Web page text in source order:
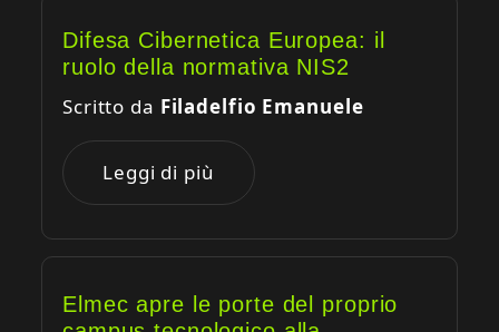
Difesa Cibernetica Europea: il
ruolo della normativa NIS2
Scritto da Filadelfio Emanuele
Leggi di più
Elmec apre le porte del proprio